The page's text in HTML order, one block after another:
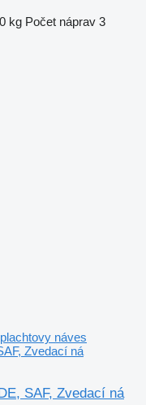
kg Počet náprav 3
náves
Zvedací ná
SAF, Zvedací ná